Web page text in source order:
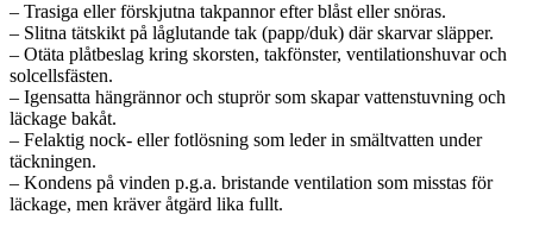
– Trasiga eller förskjutna takpannor efter blåst eller snöras.
– Slitna tätskikt på låglutande tak (papp/duk) där skarvar släpper.
– Otäta plåtbeslag kring skorsten, takfönster, ventilationshuvar och
solcellsfästen.
– Igensatta hängrännor och stuprör som skapar vattenstuvning och
läckage bakåt.
– Felaktig nock- eller fotlösning som leder in smältvatten under
täckningen.
– Kondens på vinden p.g.a. bristande ventilation som misstas för
läckage, men kräver åtgärd lika fullt.